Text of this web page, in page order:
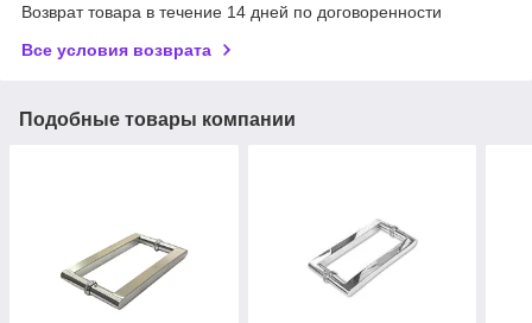
Возврат товара в течение 14 дней по договоренности
Все условия возврата
Подобные товары компании